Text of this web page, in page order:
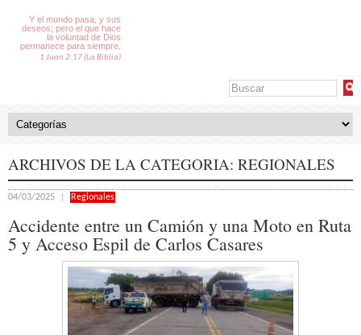
Y el mundo pasa, y sus
deseos; pero el que hace
la voluntad de Dios
permanece para siempre.
1 Juan 2:17 (La Biblia)
ARCHIVOS DE LA CATEGORIA: REGIONALES
04/03/2025 Regionales
Accidente entre un Camión y una Moto en Ruta
5 y Acceso Espil de Carlos Casares